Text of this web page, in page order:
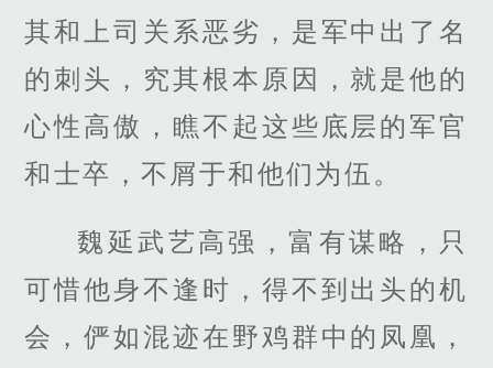
其和上司关系恶劣，是军中出了名
的刺头，究其根本原因，就是他的
心性高傲，瞧不起这些底层的军官
和士卒，不屑于和他们为伍。
魏延武艺高强，富有谋略，只
可惜他身不逢时，得不到出头的机
会，俨如混迹在野鸡群中的凤凰，